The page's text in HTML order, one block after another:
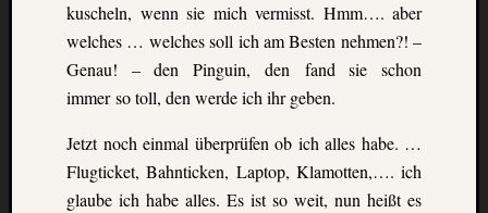
kuscheln, wenn sie mich vermisst. Hmm…. aber
welches … welches soll ich am Besten nehmen?! –
Genau! – den Pinguin, den fand sie schon
immer so toll, den werde ich ihr geben.
Jetzt noch einmal überprüfen ob ich alles habe. …
Flugticket, Bahnticken, Laptop, Klamotten,…. ich
glaube ich habe alles. Es ist so weit, nun heißt es